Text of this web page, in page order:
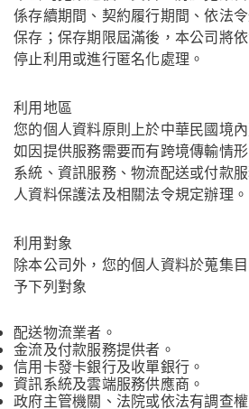
係存續期間、契約履行期間、依法
保存；保存期限屆滿後，本公司將
停止利用或進行匿名化處理。
利用地區
您的個人資料原則上於中華民國境
如因提供服務需要而有跨境傳輸情
系統、資訊服務、物流配送或付款
人資料保護法及相關法令規定辦理。
利用對象
除本公司外，您的個人資料於蒐集
予下列對象
配送物流業者。
金流及付款服務提供者。
信用卡發卡銀行及收單銀行。
資訊系統及雲端服務供應商。
政府主管機關、法院或依法有調查權